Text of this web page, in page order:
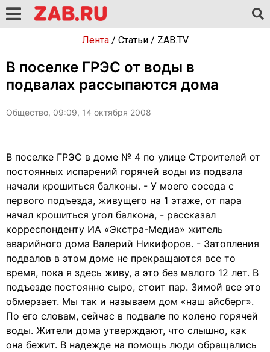
Лента/ Статьи/ ZAB.TV
В поселке ГРЭС от воды в
подвалах рассыпаются дома
Общество, 09:09, 14 октября 2008
В поселке ГРЭС в доме № 4 по улице Строителей от
постоянных испарений горячей воды из подвала
начали крошиться балконы. - У моего соседа с
первого подъезда, живущего на 1 этаже, от пара
начал крошиться угол балкона, - рассказал
корреспонденту ИА «Экстра-Медиа» житель
аварийного дома Валерий Никифоров. - Затопления
подвалов в этом доме не прекращаются все то
время, пока я здесь живу, а это без малого 12 лет. В
подъезде постоянно сыро, стоит пар. Зимой все это
обмерзает. Мы так и называем дом «наш айсберг».
По его словам, сейчас в подвале по колено горячей
воды. Жители дома утверждают, что слышно, как
она бежит. В надежде на помощь люди обращались